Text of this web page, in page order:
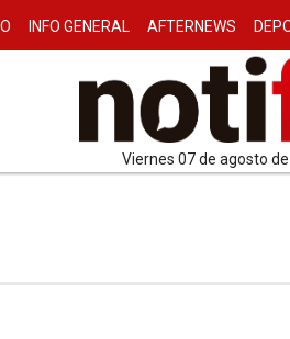
INFO GENERAL AFTERNEWS
viernes 07 de agosto